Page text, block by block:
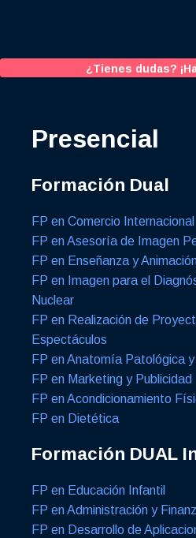
¿Tienes dudas?
Presencial
Formación Dual
FP en Comercio Internacional
FP en Asesoría de Imagen
FP en Enseñanza y
FP en Imagen para el
Nuclear
FP en Realización de
Espectáculos
FP en Anatomía Patológica
FP en Marketing y Publicidad
FP en Acondicionamiento
FP en Dietética
Formación DUAL
FP en Educación Infantil
FP en Administración y
FP en Desarrollo de